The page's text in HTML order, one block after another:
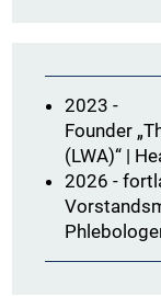
2023 -
Founder
(LWA)“ |
2026 -